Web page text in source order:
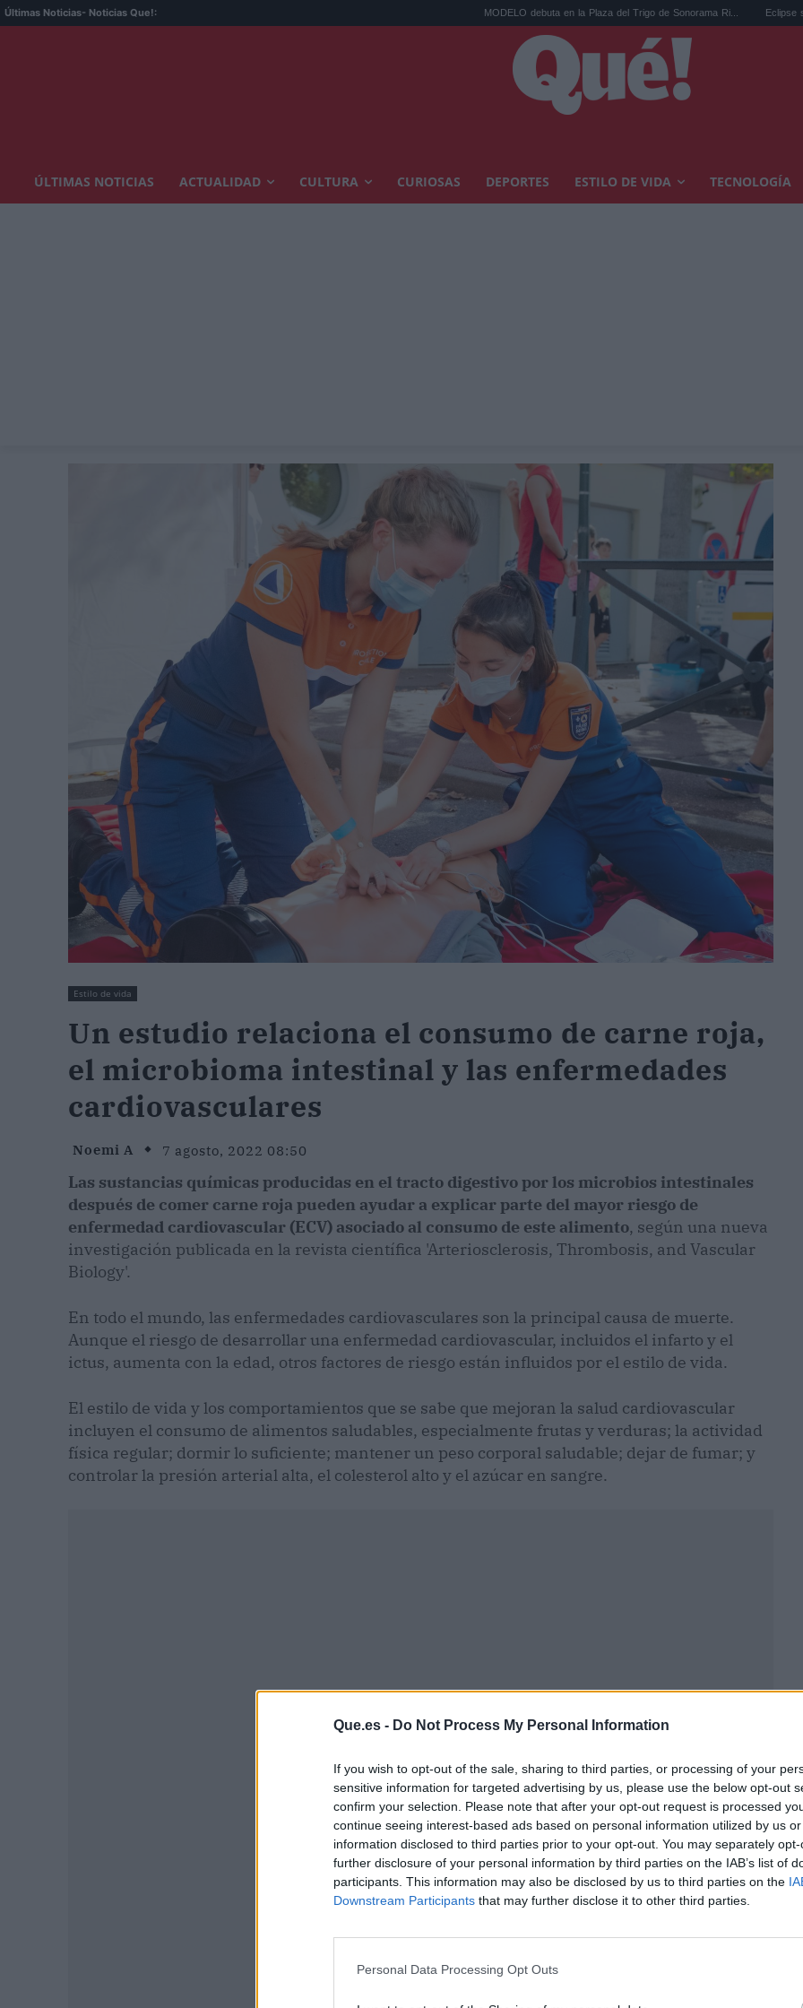
Que.es - Do Not Process My Personal Information
If you wish to opt-out of the sale, sharing to third parties, or processing of your
sensitive information for targeted advertising by us, please use the below opt-out
confirm your selection. Please note that after your opt-out request is processed
continue seeing interest-based ads based on personal information utilized by us
information disclosed to third parties prior to your opt-out. You may separately
further disclosure of your personal information by third parties on the IAB’s list of
participants. This information may also be disclosed by us to third parties on the
Downstream Participants that may further disclose it to other third parties.
Personal Data Processing Opt Outs
Últimas Noticias- Noticias Que!: MODELO debuta en la Plaza del Trigo de Sonorama Ri... Eclipse solar en
ÚLTIMAS NOTICIAS ACTUALIDAD CULTURA CURIOSAS DEPORTES ESTILO DE VIDA TECNOLOGÍA
Estilo de vida
Un estudio relaciona el consumo de carne roja,
el microbioma intestinal y las enfermedades
cardiovasculares
Noemi A 7 agosto, 2022 08:50
Las sustancias químicas producidas en el tracto digestivo por los microbios intestinales
después de comer carne roja pueden ayudar a explicar parte del mayor riesgo de
enfermedad cardiovascular (ECV) asociado al consumo de este alimento, según una nueva
investigación publicada en la revista científica 'Arteriosclerosis, Thrombosis, and Vascular
Biology'.
En todo el mundo, las enfermedades cardiovasculares son la principal causa de muerte.
Aunque el riesgo de desarrollar una enfermedad cardiovascular, incluidos el infarto y el
ictus, aumenta con la edad, otros factores de riesgo están influidos por el estilo de vida.
El estilo de vida y los comportamientos que se sabe que mejoran la salud cardiovascular
incluyen el consumo de alimentos saludables, especialmente frutas y verduras; la actividad
física regular; dormir lo suficiente; mantener un peso corporal saludable; dejar de fumar; y
controlar la presión arterial alta, el colesterol alto y el azúcar en sangre.
Publicidad